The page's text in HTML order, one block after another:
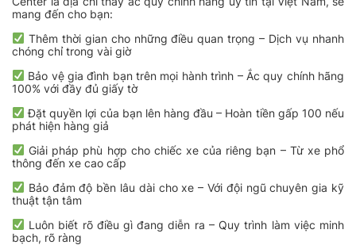
mang đến cho bạn:
Thêm thời gian cho những điều quan trọng – Dịch vụ nhanh
chóng chỉ trong vài giờ
Bảo vệ gia đình bạn trên mọi hành trình – Ắc quy chính hãng
100% với đầy đủ giấy tờ
Đặt quyền lợi của bạn lên hàng đầu – Hoàn tiền gấp 100 nếu
phát hiện hàng giả
Giải pháp phù hợp cho chiếc xe của riêng bạn – Từ xe phổ
thông đến xe cao cấp
Bảo đảm độ bền lâu dài cho xe – Với đội ngũ chuyên gia kỹ
thuật tận tâm
Luôn biết rõ điều gì đang diễn ra – Quy trình làm việc minh
bạch, rõ ràng